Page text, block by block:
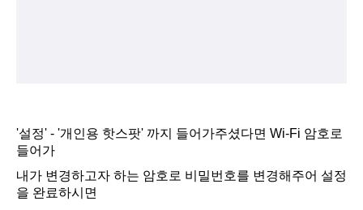
'설정' - '개인용 핫스팟' 까지 들어가주셨다면 Wi-Fi 암호로
들어가
내가 변경하고자 하는 암호로 비밀번호를 변경해주어 설정
을 완료하시면